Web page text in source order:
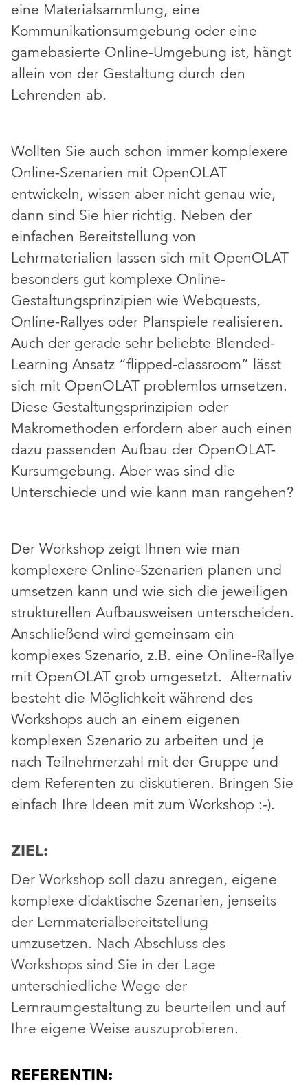
eine Materialsammlung, eine
Kommunikationsumgebung oder eine
gamebasierte Online-Umgebung ist, hängt
allein von der Gestaltung durch den
Lehrenden ab.
Wollten Sie auch schon immer komplexere
Online-Szenarien mit OpenOLAT
entwickeln, wissen aber nicht genau wie,
dann sind Sie hier richtig. Neben der
einfachen Bereitstellung von
Lehrmaterialien lassen sich mit OpenOLAT
besonders gut komplexe Online-
Gestaltungsprinzipien wie Webquests,
Online-Rallyes oder Planspiele realisieren.
Auch der gerade sehr beliebte Blended-
Learning Ansatz “flipped-classroom” lässt
sich mit OpenOLAT problemlos umsetzen.
Diese Gestaltungsprinzipien oder
Makromethoden erfordern aber auch einen
dazu passenden Aufbau der OpenOLAT-
Kursumgebung. Aber was sind die
Unterschiede und wie kann man rangehen?
Der Workshop zeigt Ihnen wie man
komplexere Online-Szenarien planen und
umsetzen kann und wie sich die jeweiligen
strukturellen Aufbausweisen unterscheiden.
Anschließend wird gemeinsam ein
komplexes Szenario, z.B. eine Online-Rallye
mit OpenOLAT grob umgesetzt. Alternativ
besteht die Möglichkeit während des
Workshops auch an einem eigenen
komplexen Szenario zu arbeiten und je
nach Teilnehmerzahl mit der Gruppe und
dem Referenten zu diskutieren. Bringen Sie
einfach Ihre Ideen mit zum Workshop :-).
ZIEL:
Der Workshop soll dazu anregen, eigene
komplexe didaktische Szenarien, jenseits
der Lernmaterialbereitstellung
umzusetzen. Nach Abschluss des
Workshops sind Sie in der Lage
unterschiedliche Wege der
Lernraumgestaltung zu beurteilen und auf
Ihre eigene Weise auszuprobieren.
REFERENTIN: